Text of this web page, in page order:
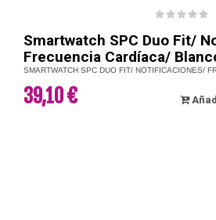
Smartwatch SPC Duo Fit/
Frecuencia Cardíaca/
SMARTWATCH SPC DUO FIT/ NOTIFICACIONES/
39,10 €